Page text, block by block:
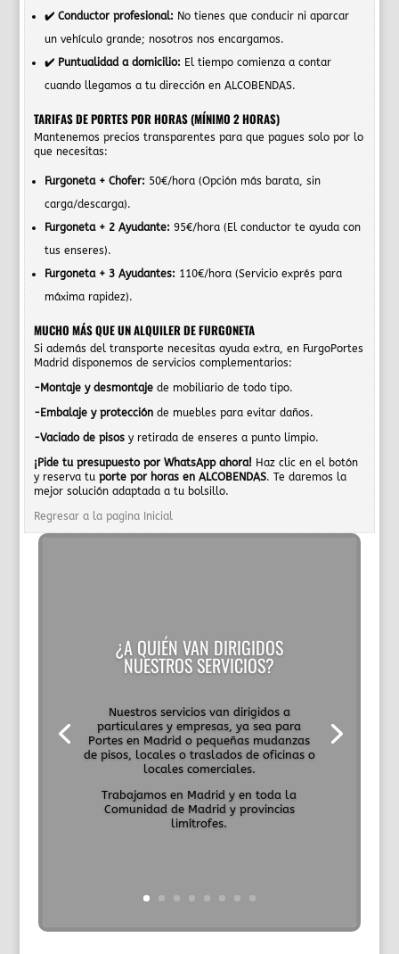
✔️ Conductor profesional: No tienes que conducir ni aparcar
un vehículo grande; nosotros nos encargamos.
✔️ Puntualidad a domicilio: El tiempo comienza a contar
cuando llegamos a tu dirección en ALCOBENDAS.
TARIFAS DE PORTES POR HORAS (MÍNIMO 2 HORAS)
Mantenemos precios transparentes para que pagues solo por lo
que necesitas:
Furgoneta + Chofer: 50€/hora (Opción más barata, sin
carga/descarga).
Furgoneta + 2 Ayudante: 95€/hora (El conductor te ayuda con
tus enseres).
Furgoneta + 3 Ayudantes: 110€/hora (Servicio exprés para
máxima rapidez).
MUCHO MÁS QUE UN ALQUILER DE FURGONETA
Si además del transporte necesitas ayuda extra, en FurgoPortes
Madrid disponemos de servicios complementarios:
-Montaje y desmontaje de mobiliario de todo tipo.
-Embalaje y protección de muebles para evitar daños.
-Vaciado de pisos y retirada de enseres a punto limpio.
¡Pide tu presupuesto por WhatsApp ahora! Haz clic en el botón
y reserva tuporte por horas en ALCOBENDAS. Te daremos la
mejor solución adaptada a tu bolsillo.
Regresar a la pagina Inicial
¿A QUIÉN VAN DIRIGIDOS
NUESTROS SERVICIOS?
Nuestros servicios van dirigidos a
particulares y empresas, ya sea para
Portes en Madrid o pequeñas mudanzas
de pisos, locales o traslados de oficinas o
locales comerciales.
Trabajamos en Madrid y en toda la
Comunidad de Madrid y provincias
limítrofes.